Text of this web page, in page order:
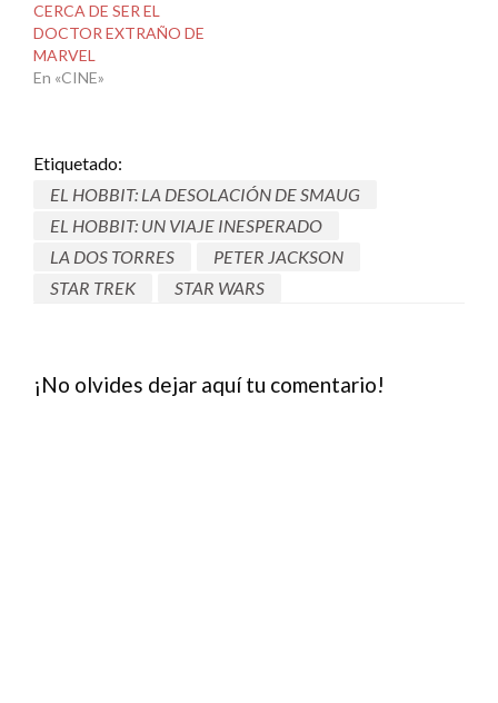
CERCA DE SER EL
DOCTOR EXTRAÑO DE
MARVEL
En «CINE»
Etiquetado:
EL HOBBIT: LA DESOLACIÓN DE SMAUG
EL HOBBIT: UN VIAJE INESPERADO
LA DOS TORRES
PETER JACKSON
STAR TREK
STAR WARS
¡No olvides dejar aquí tu comentario!